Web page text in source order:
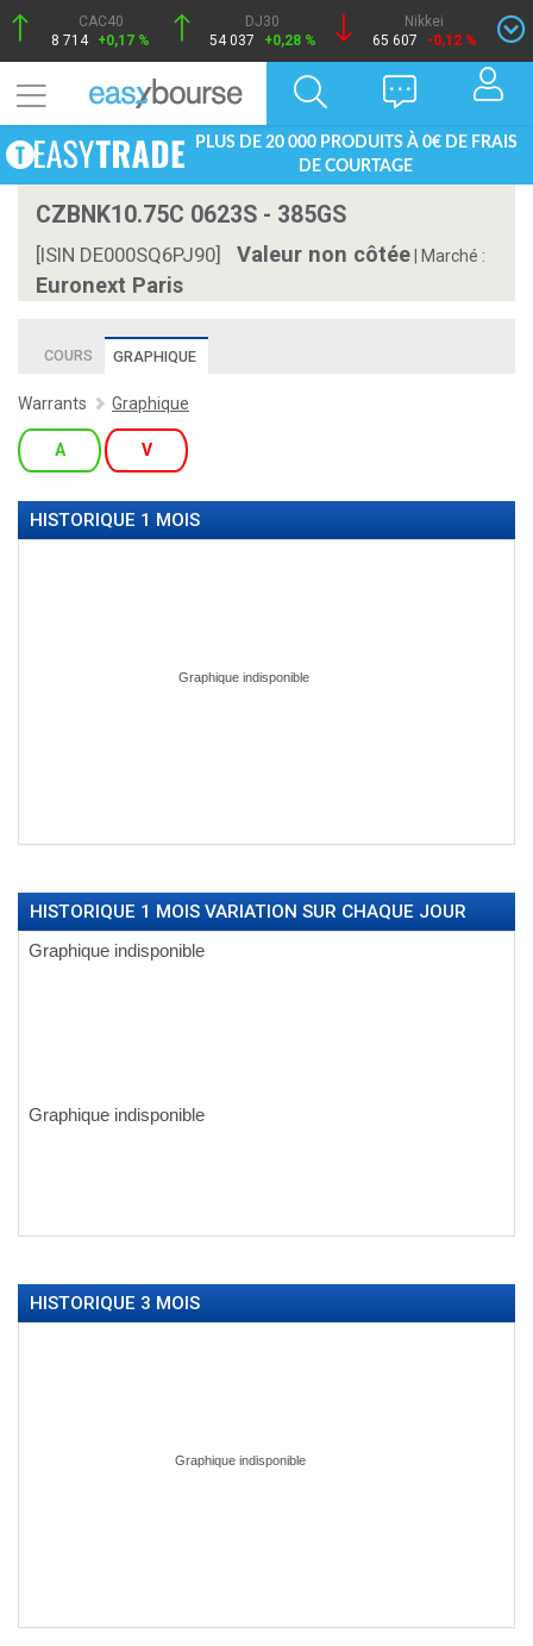
CAC40
8 714 +0,17 %
DJ30
54 037
+0,28 %
Nikkei
65 607
-0,12 %
PLUS DE 20 000 PRODUITS À 0€ DE FRAIS
DE COURTAGE
CZBNK10.75C 0623S - 385GS
[ISIN DE000SQ6PJ90] Valeur non côtée Marché :
Euronext Paris
COURS GRAPHIQUE
Warrants Graphique
A V
HISTORIQUE 1 MOIS
HISTORIQUE 1 MOIS VARIATION SUR CHAQUE JOUR
HISTORIQUE 3 MOIS